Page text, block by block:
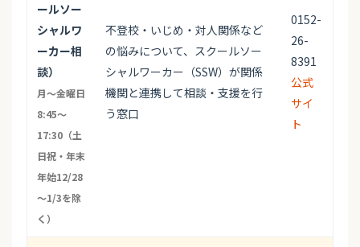
ールソー
シャルワ
ーカー相
談）
月～金曜日
8:45～
17:30（土
日祝・年末
年始12/28
～1/3を除
く）
不登校・いじめ・対人関係など
の悩みについて、スクールソー
シャルワーカー（SSW）が関係
機関と連携して相談・支援を行
う窓口
0152-
26-
8391
公式
サイ
ト